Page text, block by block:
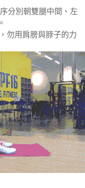
分別朝雙腿中間、左
勿用肩膀與脖子的力